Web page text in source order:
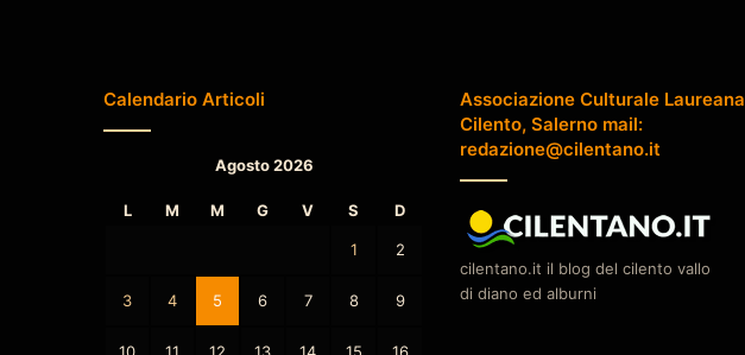
Calendario Articoli
Agosto 2026
L M M G V S D
1 2
3 4 5 6 7 8 9
Associazione Culturale Laureana
Cilento, Salerno mail:
redazione@cilentano.it
cilentano.it il blog del cilento vallo
di diano ed alburni